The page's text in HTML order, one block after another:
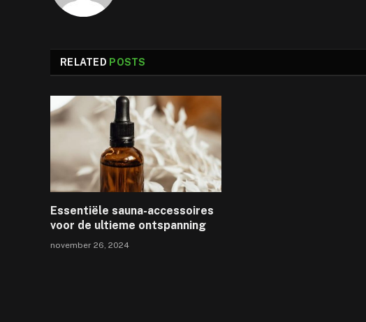
RELATED POSTS
Essentiële sauna-accessoires
voor de ultieme ontspanning
november 26, 2024